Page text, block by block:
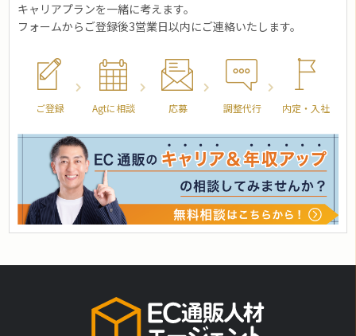
キャリアプランを一緒に考えます。
フォームからご登録後3営業日以内にご連絡いたします。
ご登録 Agtに相談 応募 調整代行 内定・入社